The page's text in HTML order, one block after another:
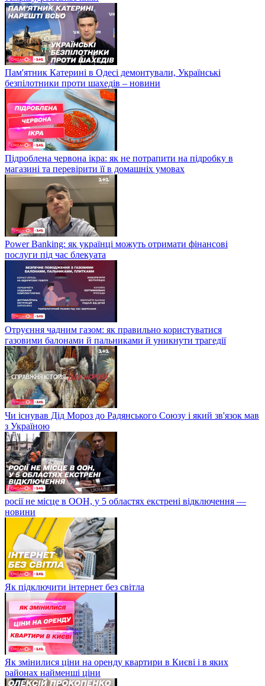
Пам'ятник Катерині в Одесі демонтували, Українські
безпілотники проти шахедів – новини
Підроблена червона ікра: як не потрапити на підробку в
магазині та перевірити її в домашніх умовах
Power Banking: як українці можуть отримати фінансові
послуги під час блекуата
Отруєння чадним газом: як правильно користуватися
газовими балонами й пальниками й уникнути трагедії
Чи існував Дід Мороз до Радянського Союзу і який зв'язок мав
з Україною
росії не місце в ООН, у 5 областях екстрені відключення —
новини
Як підключити інтернет без світла
Як змінилися ціни на оренду квартири в Києві і в яких
районах найменші ціни